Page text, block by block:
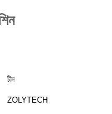
চীন
ZOLYTECH